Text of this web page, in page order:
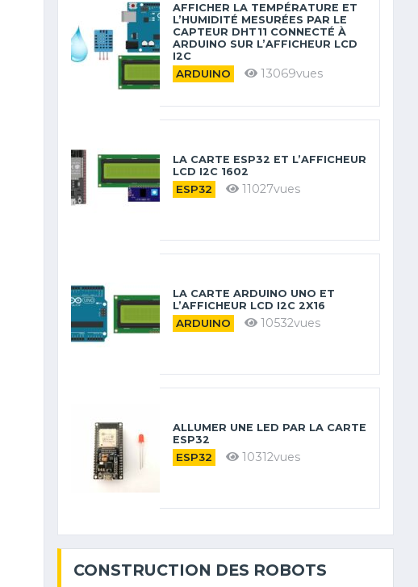
AFFICHER LA TEMPÉRATURE ET
L’HUMIDITÉ MESURÉES PAR LE
CAPTEUR DHT11 CONNECTÉ À
ARDUINO SUR L’AFFICHEUR LCD
I2C
ARDUINO 13069vues
LA CARTE ESP32 ET L’AFFICHEUR
LCD I2C 1602
ESP32 11027vues
LA CARTE ARDUINO UNO ET
L’AFFICHEUR LCD I2C 2X16
ARDUINO 10532vues
ALLUMER UNE LED PAR LA CARTE
ESP32
ESP32 10312vues
CONSTRUCTION DES ROBOTS